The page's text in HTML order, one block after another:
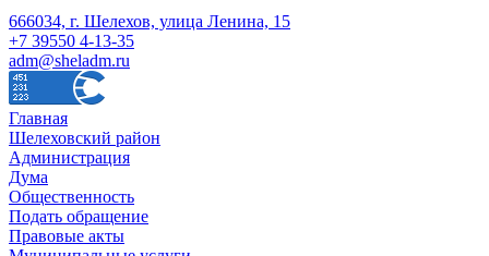
666034, г. Шелехов, улица Ленина, 15
+7 39550 4-13-35
adm@sheladm.ru
Главная
Шелеховский район
Администрация
Дума
Общественность
Подать обращение
Правовые акты